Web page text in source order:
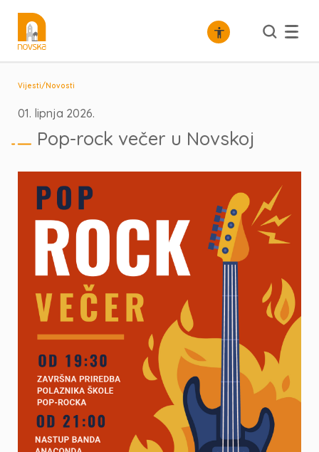
Vijesti/Novosti
01. lipnja 2026.
Pop-rock večer u Novskoj